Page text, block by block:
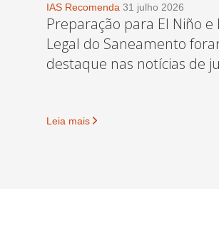
IAS Recomenda 31 julho 2026
Preparação para El Niño e
Legal do Saneamento
destaque nas notícias de
Leia mais